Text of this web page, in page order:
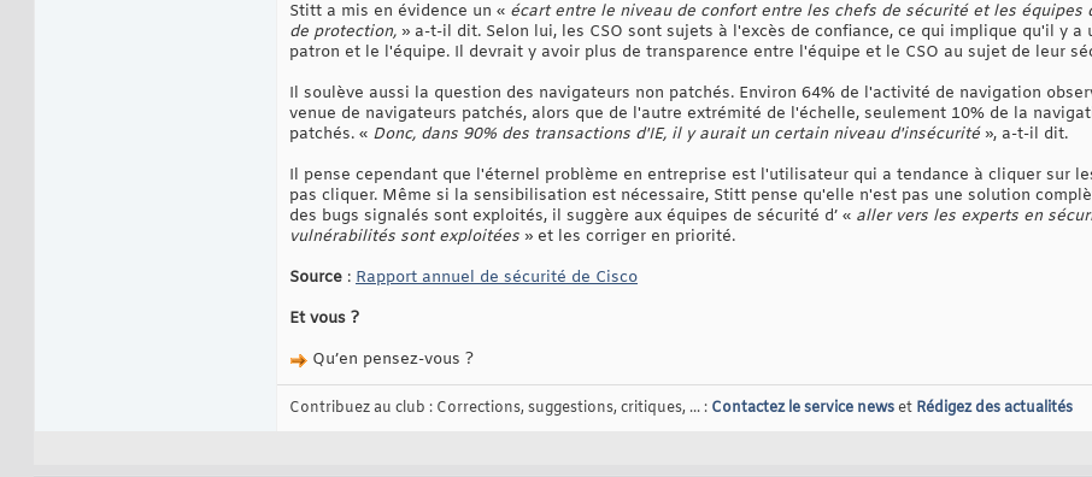
Stitt a mis en évidence un « écart entre le niveau de confort entre les chefs de sécurité et les équipes
de protection, » a-t-il dit. Selon lui, les CSO sont sujets à l'excès de confiance, ce qui implique qu'il y
patron et le l'équipe. Il devrait y avoir plus de transparence entre l'équipe et le CSO au sujet de leur
Il soulève aussi la question des navigateurs non patchés. Environ 64% de l'activité de navigation
venue de navigateurs patchés, alors que de l'autre extrémité de l'échelle, seulement 10% de la
patchés. « Donc, dans 90% des transactions d'IE, il y aurait un certain niveau d'insécurité», a-t-il dit.
Il pense cependant que l'éternel problème en entreprise est l'utilisateur qui a tendance à cliquer sur
pas cliquer. Même si la sensibilisation est nécessaire, Stitt pense qu'elle n'est pas une solution
des bugs signalés sont exploités, il suggère aux équipes de sécurité d’ « aller vers les experts en
vulnérabilités sont exploitées » et les corriger en priorité.
Source : Rapport annuel de sécurité de Cisco
Et vous ?
Qu’en pensez-vous ?
Contribuez au club : Corrections, suggestions, critiques, ... : Contactez le service newset Rédigez des actualités